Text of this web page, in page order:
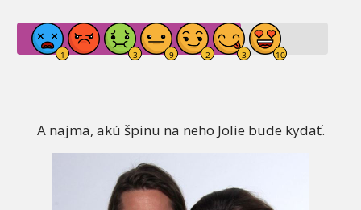
A najmä, akú špinu na neho Jolie bude kydať.